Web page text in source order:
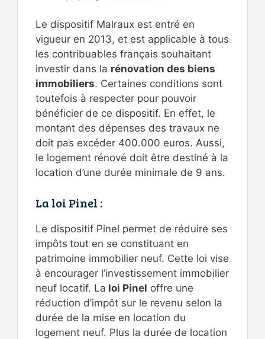
Le dispositif Malraux est entré en
vigueur en 2013, et est applicable à tous
les contribuables français souhaitant
investir dans la rénovation des biens
immobiliers. Certaines conditions sont
toutefois à respecter pour pouvoir
bénéficier de ce dispositif. En effet, le
montant des dépenses des travaux ne
doit pas excéder 400.000 euros. Aussi,
le logement rénové doit être destiné à la
location d’une durée minimale de 9 ans.
La loi Pinel :
Le dispositif Pinel permet de réduire ses
impôts tout en se constituant en
patrimoine immobilier neuf. Cette loi vise
à encourager l’investissement immobilier
neuf locatif. La loi Pinel offre une
réduction d’impôt sur le revenu selon la
durée de la mise en location du
logement neuf. Plus la durée de location